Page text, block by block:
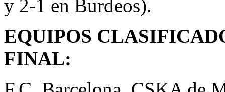
y 2-1 en Burdeos).
EQUIPOS
FINAL: